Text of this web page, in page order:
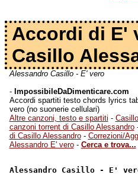
Accordi di E'
Casillo
Alessandro Casillo - E' vero
- ImpossibileDaDimenticare.com
Accordi spartiti testo chords lyrics
vero (no suonerie cellulari)
Altre canzoni, testo e spartiti -
canzoni torrent di Casillo Alessandro
di Casillo Alessandro- Correzioni/
Alessandro E' vero- Cerca e trova...
Alessandro Casillo - E'